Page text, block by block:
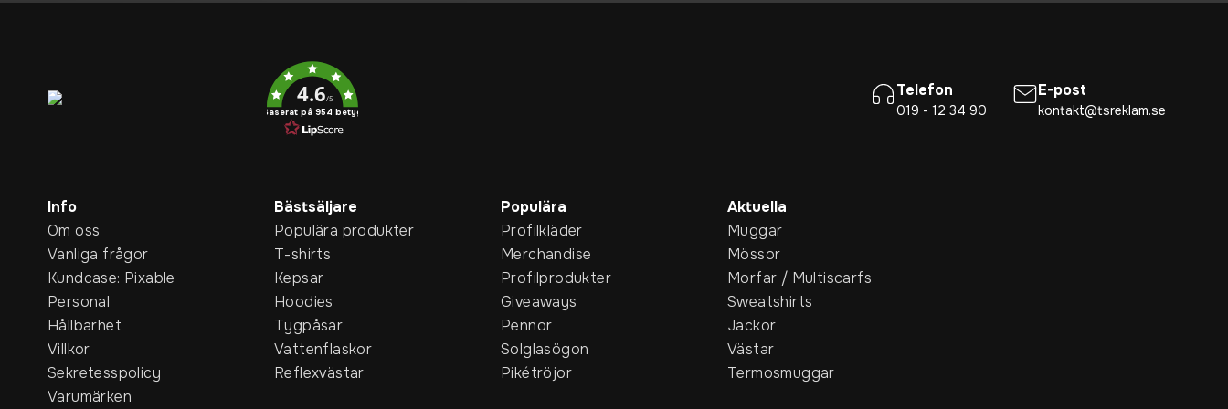
4.6/5
Baserat på 954 betyg
Telefon
019 - 12 34 90
E-post
kontakt@tsreklam.se
Info
Om oss
Vanliga frågor
Kundcase: Pixable
Personal
Hållbarhet
Villkor
Sekretesspolicy
Varumärken
Bästsäljare
Populära produkter
T-shirts
Kepsar
Hoodies
Tygpåsar
Vattenflaskor
Reflexvästar
Populära
Profilkläder
Merchandise
Profilprodukter
Giveaways
Pennor
Solglasögon
Pikétröjor
Aktuella
Muggar
Mössor
Morfar / Multiscarfs
Sweatshirts
Jackor
Västar
Termosmuggar